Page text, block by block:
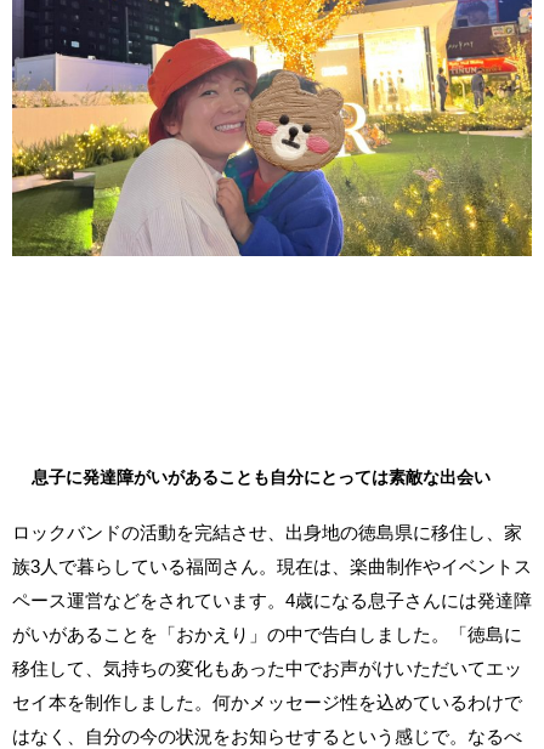
息子に発達障がいがあることも自分にとっては素敵な出会い
ロックバンドの活動を完結させ、出身地の徳島県に移住し、家
族3人で暮らしている福岡さん。現在は、楽曲制作やイベントス
ペース運営などをされています。4歳になる息子さんには発達障
がいがあることを「おかえり」の中で告白しました。「徳島に
移住して、気持ちの変化もあった中でお声がけいただいてエッ
セイ本を制作しました。何かメッセージ性を込めているわけで
はなく、自分の今の状況をお知らせするという感じで。なるべ